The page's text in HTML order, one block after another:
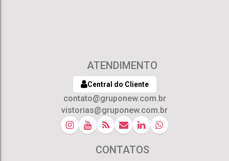
ATENDIMENTO
Central do Cliente
contato@gruponew.com.br
vistorias@gruponew.com.br
CONTATOS